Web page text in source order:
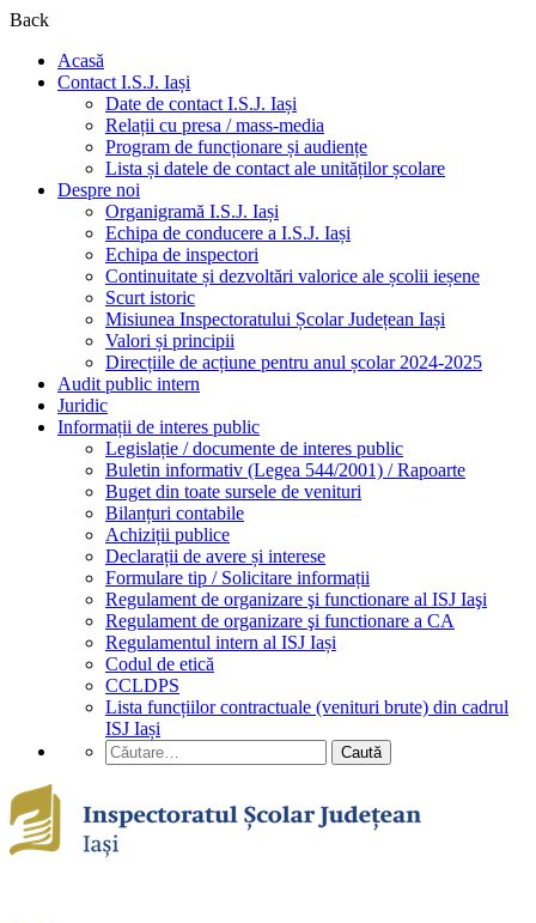
Back
Acasă
Contact I.S.J. Iași
Date de contact I.S.J. Iași
Relații cu presa / mass-media
Program de funcționare și audiențe
Lista și datele de contact ale unităților școlare
Despre noi
Organigramă I.S.J. Iași
Echipa de conducere a I.S.J. Iași
Echipa de inspectori
Continuitate și dezvoltări valorice ale școlii ieșene
Scurt istoric
Misiunea Inspectoratului Școlar Județean Iași
Valori și principii
Direcțiile de acțiune pentru anul școlar 2024-2025
Audit public intern
Juridic
Informații de interes public
Legislație / documente de interes public
Buletin informativ (Legea 544/2001) / Rapoarte
Buget din toate sursele de venituri
Bilanțuri contabile
Achiziții publice
Declarații de avere și interese
Formulare tip / Solicitare informații
Regulament de organizare şi functionare al ISJ Iaşi
Regulament de organizare şi functionare a CA
Regulamentul intern al ISJ Iași
Codul de etică
CCLDPS
Lista funcțiilor contractuale (venituri brute) din cadrul
ISJ Iași